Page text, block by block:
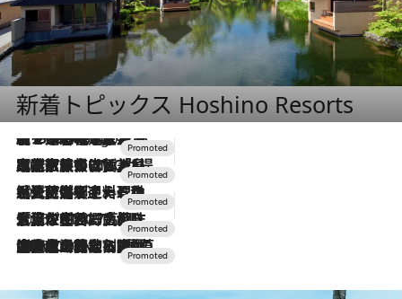
新着トピックス Hoshino Resorts
9 Hours Ago
【トンボの足水浴】ヒノキの香りに包まれて涼感マックス！約13℃の湧水かけ流しを避暑地「星野温泉 トンボの湯」で体験
2026.7.31
【ホテル帰省】という選択肢をOMOが提案。家族とほどよい距離を保つには「昼は実家、夜は気兼ねなくホテルで！」
2026.7.24
【夏限定ディナーコース】旬を迎える稚鮎や花ズッキーニなどをイタリア・トスカーナの郷土料理の手法で満喫！
2026.7.17
「土佐和ハーブかき氷」がOMO7高知に登場！生姜、山椒、大葉など目にも舌にも涼を呼ぶ郷土の味
2026.7.10
NEW OPEN！【界 草津】名湯の地に誕生。趣の異なる2種の温泉と上州ならではの会席・蕎麦割烹など美食を味わう究極の癒やし旅